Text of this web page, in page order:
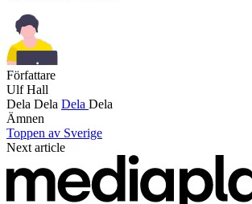
Författare
Ulf Hall
Dela Dela Dela Dela
Ämnen
Toppen av Sverige
Next article